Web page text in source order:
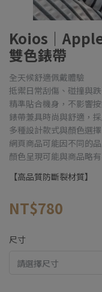
Koios｜
雙色錶帶
全天候舒適佩戴體驗
抵禦日常刮傷、碰撞與
精準貼合機身，不影響
錶帶兼具時尚與舒適，
多種設計款式與顏色選
網頁商品可能因不同的
顏色呈現可能與商品略
【高品質防斷裂材質】
NT$780
尺寸
請選擇尺寸